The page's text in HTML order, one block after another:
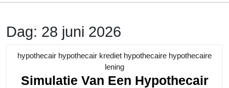
Dag: 28 juni 2026
hypothecair hypothecair krediet hypothecaire hypothecaire
leningCategory
Simulatie Van Een Hypothecair